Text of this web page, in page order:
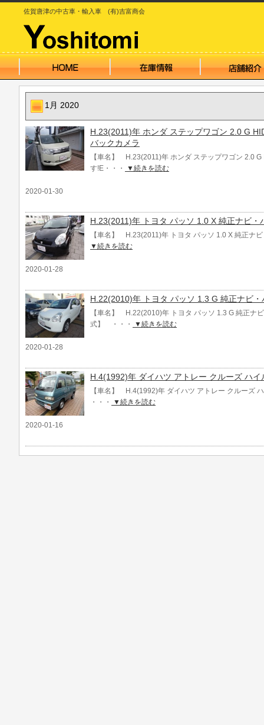
佐賀唐津の中古車・輸入車 (有)吉富商会
1月 2020
H.23(2011)年 ホンダ ステップワゴン 2.0 G
バックカメラ
【車名】 H.23(2011)年 ホンダ ステップワゴン 2.0
す!E・・・
▼続きを読む
2020-01-30
H.23(2011)年 トヨタ パッソ 1.0 X 純正ナビ・
【車名】 H.23(2011)年 トヨタ パッソ 1.0 X 純正ナ
▼続きを読む
2020-01-28
H.22(2010)年 トヨタ パッソ 1.3 G 純正ナビ
【車名】 H.22(2010)年 トヨタ パッソ 1.3 G 純正ナ
式】 ・・・
▼続きを読む
2020-01-28
H.4(1992)年 ダイハツ アトレー クルーズ ハ
【車名】 H.4(1992)年 ダイハツ アトレー クルーズ
・・・
▼続きを読む
2020-01-16